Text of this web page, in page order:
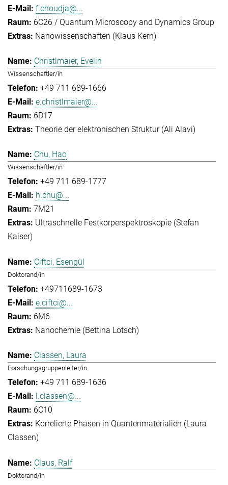
f.choudja@...
6C26 / Quantum Microscopy and Dynamics Group
Nanowissenschaften (Klaus Kern)
Christlmaier, Evelin
Wissenschaftler/in
+49 711 689-1666
e.christlmaier@...
6D17
Theorie der elektronischen Struktur (Ali Alavi)
Chu, Hao
Wissenschaftler/in
+49 711 689-1777
h.chu@...
7M21
Ultraschnelle Festkörperspektroskopie (Stefan
Kaiser)
Ciftci, Esengül
Doktorand/in
+49711689-1673
e.ciftci@...
6M6
Nanochemie (Bettina Lotsch)
Classen, Laura
Forschungsgruppenleiter/in
+49 711 689-1636
l.classen@...
6C10
Korrelierte Phasen in Quantenmaterialien (Laura
Classen)
Claus, Ralf
Doktorand/in